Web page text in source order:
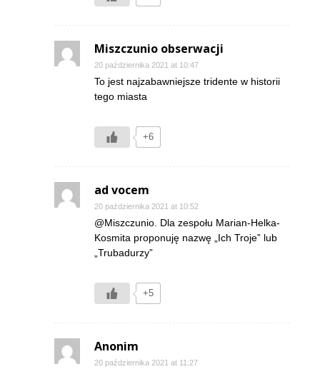
Miszczunio obserwacji
20 października 2021 at 10:47
To jest najzabawniejsze tridente w historii
tego miasta
+6
ad vocem
20 października 2021 at 10:52
@Miszczunio. Dla zespołu Marian-Helka-
Kosmita proponuję nazwę „Ich Troje” lub
„Trubadurzy”
+5
Anonim
20 października 2021 at 11:27